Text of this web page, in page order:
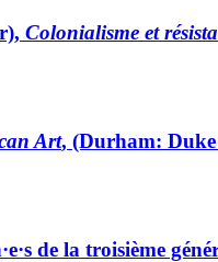
Colonialisme et
Art, (Durham: Duke
de la troisième